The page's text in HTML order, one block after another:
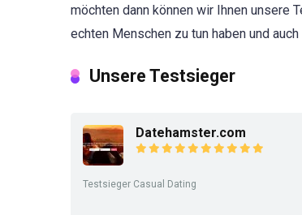
möchten dann können wir Ihnen
echten Menschen zu tun haben und
Unsere Testsieger
Datehamster.com
Testsieger Casual Dating